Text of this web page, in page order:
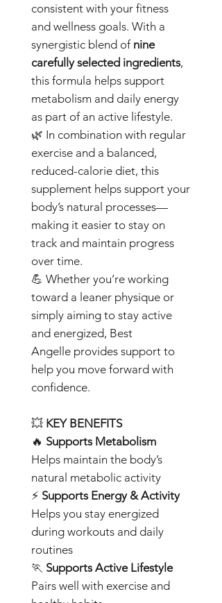
consistent with your fitness
and wellness goals. With a
synergistic blend of nine
carefully selected ingredients,
this formula helps support
metabolism and daily energy
as part of an active lifestyle.
🌿 In combination with regular
exercise and a balanced,
reduced-calorie diet, this
supplement helps support your
body’s natural processes—
making it easier to stay on
track and maintain progress
over time.
💪 Whether you’re working
toward a leaner physique or
simply aiming to stay active
and energized, Best
Angelle provides support to
help you move forward with
confidence.
💥 KEY BENEFITS
🔥 Supports Metabolism
Helps maintain the body’s
natural metabolic activity
⚡ Supports Energy & Activity
Helps you stay energized
during workouts and daily
routines
🏃 Supports Active Lifestyle
Pairs well with exercise and